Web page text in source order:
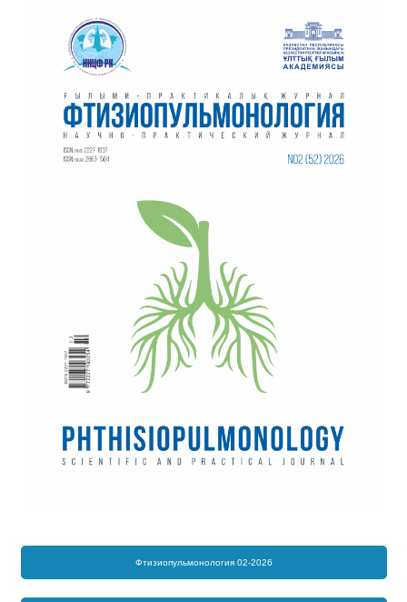
Фтизиопульмонология 02-2026